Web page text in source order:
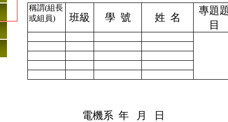
稱謂(組長
或組員) 班級 學 號 姓 名
專題
目
電機系 年 月 日